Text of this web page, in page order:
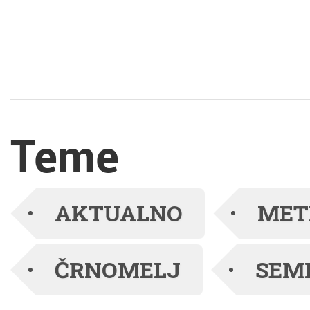
izmed vodij projekta
Blišč in beda
prazgodovinskega
brona: negovska
arheologinja, katere oči
Teme
AKTUALNO
ČRNOMELJ